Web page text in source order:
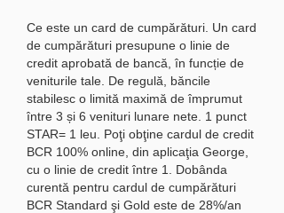
Ce este un card de cumpărături. Un card
de cumpărături presupune o linie de
credit aprobată de bancă, în funcție de
veniturile tale. De regulă, băncile
stabilesc o limită maximă de împrumut
între 3 și 6 venituri lunare nete. 1 punct
STAR= 1 leu. Poţi obţine cardul de credit
BCR 100% online, din aplicaţia George,
cu o linie de credit între 1. Dobânda
curentă pentru cardul de cumpărături
BCR Standard şi Gold este de 28%/an